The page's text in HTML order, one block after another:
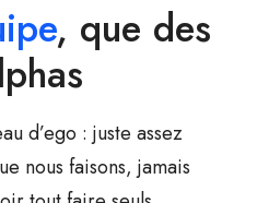
, que des
d’ego : juste assez
nous faisons, jamais